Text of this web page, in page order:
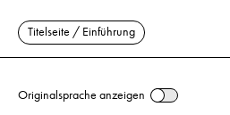
Titelseite / Einführung
Originalsprache anzeigen